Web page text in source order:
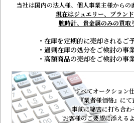
当社は国内の法人様、個人事業主様からの
現在はジュエリー、ブランド
腕時計、貴金属のみの買取
・在庫を定期的に売却されるご
・過剰在庫の処分をご検討の事
・高額商品の売却をご検討の事
すべてオークション
『業者様価格』にて
事前に綿密に打ち合わ
お客様のご要望に添える